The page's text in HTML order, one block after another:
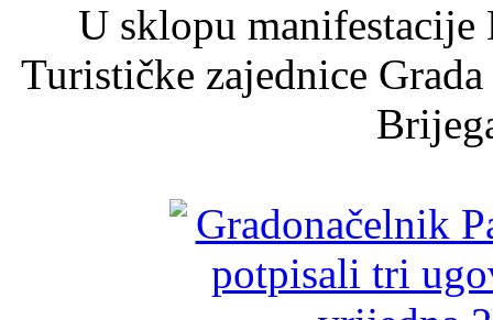
U sklopu
Turističke zajednice